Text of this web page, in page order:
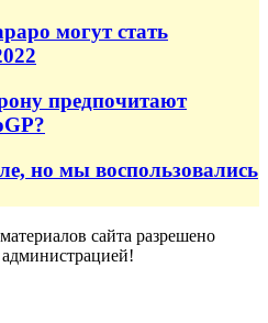
могут стать
предпочитают
но мы воспользовались
сайта разрешено
администрацией!